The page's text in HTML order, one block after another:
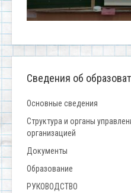
Сведения об
Основные сведения
Структура и органы
организацией
Документы
Образование
РУКОВОДСТВО